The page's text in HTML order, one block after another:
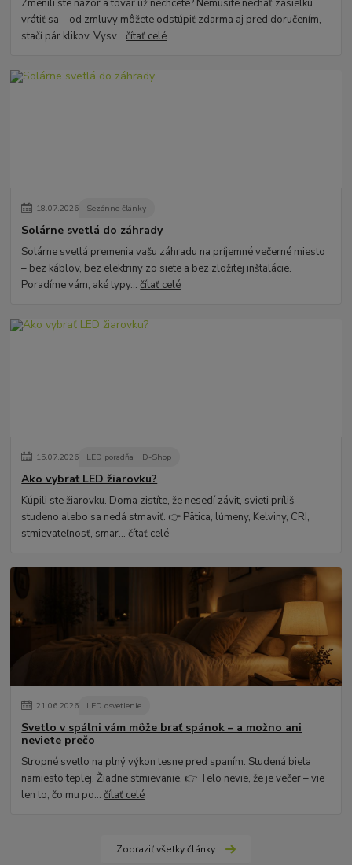
Zmenili ste názor a tovar už nechcete? Nemusíte nechať zásielku
vrátiť sa – od zmluvy môžete odstúpiť zdarma aj pred doručením,
stačí pár klikov. Vysv...čítať celé
18.07.2026 Sezónne články
Solárne svetlá do záhrady
Solárne svetlá premenia vašu záhradu na príjemné večerné miesto
– bez káblov, bez elektriny zo siete a bez zložitej inštalácie.
Poradíme vám, aké typy...čítať celé
15.07.2026 LED poradňa HD-Shop
Ako vybrať LED žiarovku?
Kúpili ste žiarovku. Doma zistíte, že nesedí závit, svieti príliš
studeno alebo sa nedá stmaviť. 👉 Pätica, lúmeny, Kelviny, CRI,
stmievateľnosť, smar...čítať celé
21.06.2026 LED osvetlenie
Svetlo v spálni vám môže brať spánok – a možno ani
neviete prečo
Stropné svetlo na plný výkon tesne pred spaním. Studená biela
namiesto teplej. Žiadne stmievanie. 👉 Telo nevie, že je večer – vie
len to, čo mu po...čítať celé
Zobraziť všetky články